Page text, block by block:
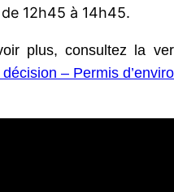
12h45 à 14h45.
plus, consultez la
– Permis